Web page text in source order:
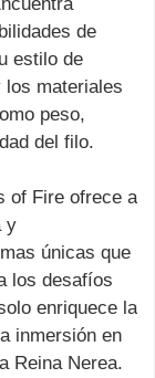
de
estilo de
los materiales
peso,
del filo.
of Fire ofrece a
y
únicas que
los desafíos
enriquece la
inmersión en
Reina Nerea.